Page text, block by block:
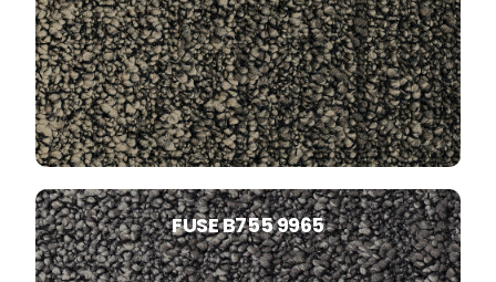
FUSE B755 9965